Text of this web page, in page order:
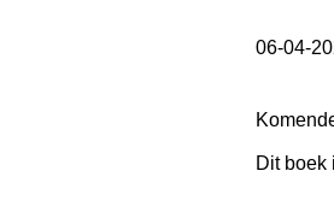
06-04-
Dit boek